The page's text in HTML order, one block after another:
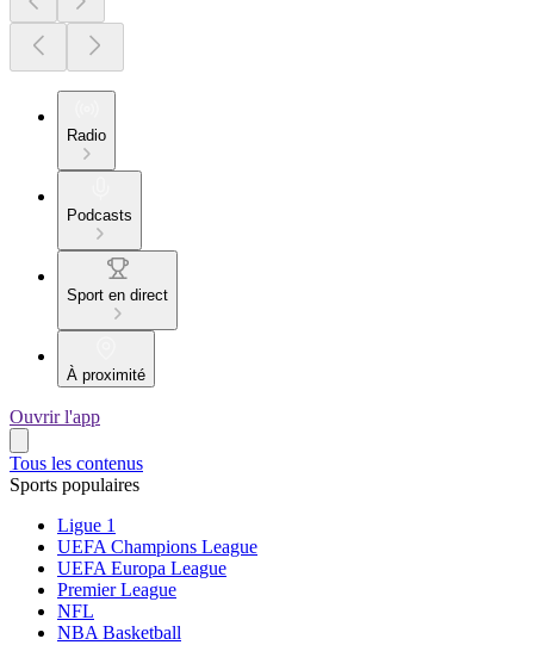
Radio
Podcasts
Sport en direct
À proximité
Ouvrir l'app
Tous les contenus
Sports populaires
Ligue 1
UEFA Champions League
UEFA Europa League
Premier League
NFL
NBA Basketball